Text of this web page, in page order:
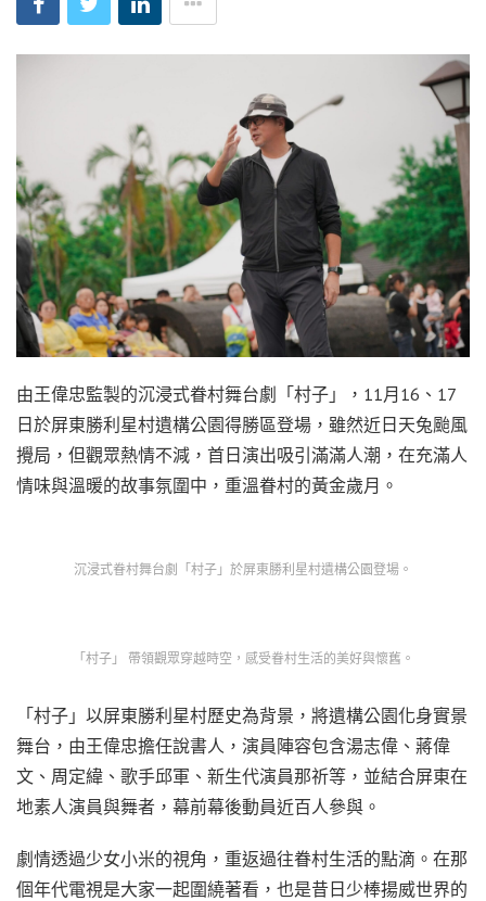
由王偉忠監製的沉浸式眷村舞台劇「村子」，11月16、17
日於屏東勝利星村遺構公園得勝區登場，雖然近日天兔颱風
攪局，但觀眾熱情不減，首日演出吸引滿滿人潮，在充滿人
情味與溫暖的故事氛圍中，重溫眷村的黃金歲月。
沉浸式眷村舞台劇「村子」於屏東勝利星村遺構公園登場。
「村子」 帶領觀眾穿越時空，感受眷村生活的美好與懷舊。
「村子」以屏東勝利星村歷史為背景，將遺構公園化身實景
舞台，由王偉忠擔任說書人，演員陣容包含湯志偉、蔣偉
文、周定緯、歌手邱軍、新生代演員那祈等，並結合屏東在
地素人演員與舞者，幕前幕後動員近百人參與。
劇情透過少女小米的視角，重返過往眷村生活的點滴。在那
個年代電視是大家一起圍繞著看，也是昔日少棒揚威世界的